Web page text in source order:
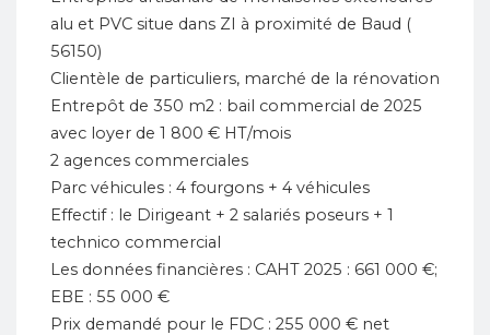
alu et PVC situe dans ZI à proximité de Baud (
56150)
Clientèle de particuliers, marché de la rénovation
Entrepôt de 350 m2 : bail commercial de 2025
avec loyer de 1 800 € HT/mois
2 agences commerciales
Parc véhicules : 4 fourgons + 4 véhicules
Effectif : le Dirigeant + 2 salariés poseurs + 1
technico commercial
Les données financières : CAHT 2025 : 661 000 €;
EBE : 55 000 €
Prix demandé pour le FDC : 255 000 € net